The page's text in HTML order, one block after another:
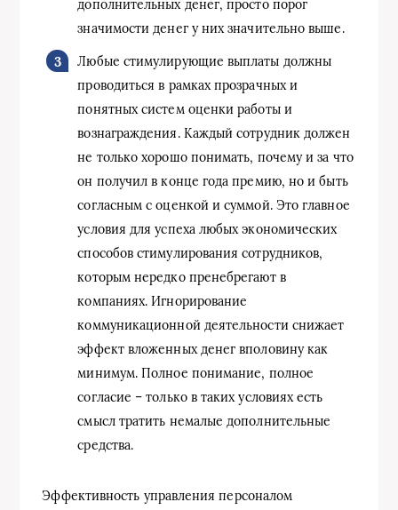
дополнительных денег, просто порог
значимости денег у них значительно выше.
Любые стимулирующие выплаты должны
проводиться в рамках прозрачных и
понятных систем оценки работы и
вознаграждения. Каждый сотрудник должен
не только хорошо понимать, почему и за что
он получил в конце года премию, но и быть
согласным с оценкой и суммой. Это главное
условия для успеха любых экономических
способов стимулирования сотрудников,
которым нередко пренебрегают в
компаниях. Игнорирование
коммуникационной деятельности снижает
эффект вложенных денег вполовину как
минимум. Полное понимание, полное
согласие – только в таких условиях есть
смысл тратить немалые дополнительные
средства.
Эффективность управления персоналом